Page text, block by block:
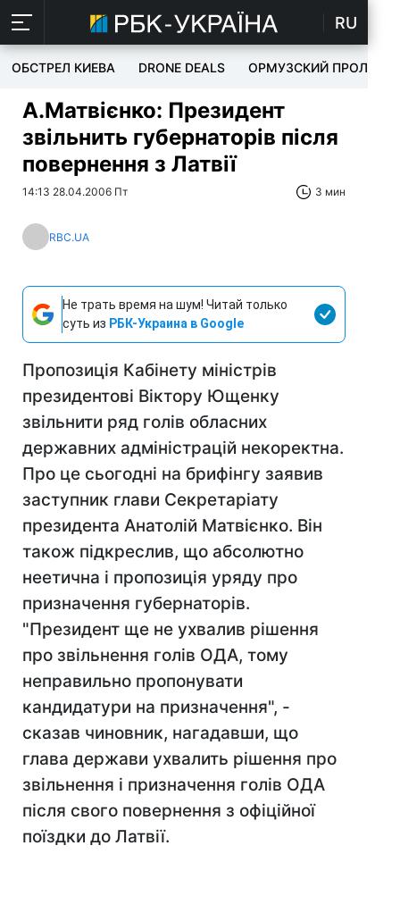
RU
ОБСТРЕЛ КИЕВА DRONE DEALS ОРМУЗСКИЙ ПРОЛИВ
А.Матвієнко: Президент
звільнить губернаторів після
повернення з Латвії
14:13 28.04.2006 Пт 3 мин
RBC.UA
Не трать время на шум! Читай только
суть из РБК-Украина в Google
Пропозиція Кабінету міністрів
президентові Віктору Ющенку
звільнити ряд голів обласних
державних адміністрацій некоректна.
Про це сьогодні на брифінгу заявив
заступник глави Секретаріату
президента Анатолій Матвієнко. Він
також підкреслив, що абсолютно
неетична і пропозиція уряду про
призначення губернаторів.
"Президент ще не ухвалив рішення
про звільнення голів ОДА, тому
неправильно пропонувати
кандидатури на призначення", -
сказав чиновник, нагадавши, що
глава держави ухвалить рішення про
звільнення і призначення голів ОДА
після свого повернення з офіційної
поїздки до Латвії.